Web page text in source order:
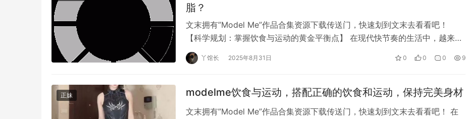
脂？
文末拥有”Model Me”作品合集资源下载传送门，快速划到文末去看看吧！
【科学规划：掌握饮食与运动的黄金平衡点】 在现代快节奏的生活中，越来越
多的人开始…
丫馆长 2025年8月31日 0 0 0 9
正妹 modelme饮食与运动，搭配正确的饮食和运动，保持完美身材
文末拥有”Model Me”作品合集资源下载传送门，快速划到文末去看看吧！ 在